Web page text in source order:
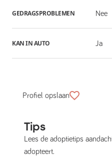
GEDRAGSPROBLEMEN Nee
KAN IN AUTO Ja
Profiel opslaan
Tips
Lees de adoptietips
adopteert.